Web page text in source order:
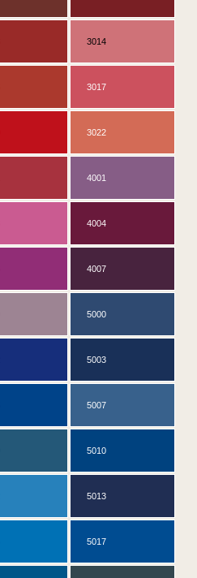
3014
3017
3022
4001
4004
4007
5000
5003
5007
5010
5013
5017